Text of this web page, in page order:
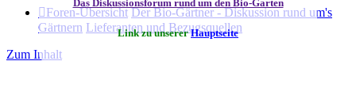
Das Diskussionsforum rund um den Bio-Garten
Link zu unsererHauptseite
Foren-Übersicht Der Bio-Gärtner - Diskussion rund um's
Gärtnern Lieferanten und Bezugsquellen
Zum Inhalt